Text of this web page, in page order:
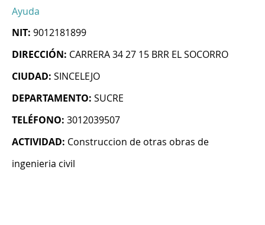
Ayuda
NIT: 9012181899
DIRECCIÓN: CARRERA 34 27 15 BRR EL SOCORRO
CIUDAD: SINCELEJO
DEPARTAMENTO: SUCRE
TELÉFONO: 3012039507
ACTIVIDAD: Construccion de otras obras de
ingenieria civil